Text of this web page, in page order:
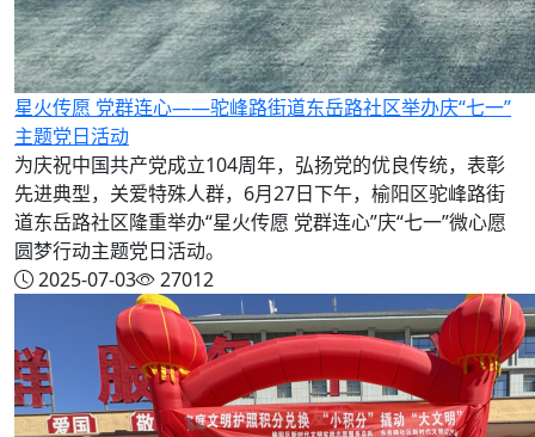
星火传愿 党群连心——驼峰路街道东岳路社区举办庆“七一”
主题党日活动
为庆祝中国共产党成立104周年，弘扬党的优良传统，表彰
先进典型，关爱特殊人群，6月27日下午，榆阳区驼峰路街
道东岳路社区隆重举办“星火传愿 党群连心”庆“七一”微心愿
圆梦行动主题党日活动。
2025-07-03
27012